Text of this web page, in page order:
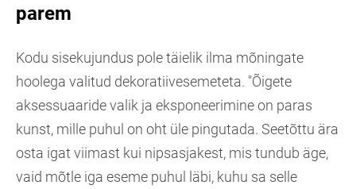
parem
Kodu sisekujundus pole täielik ilma mõningate
hoolega valitud dekoratiivesemeteta. "Õigete
aksessuaaride valik ja eksponeerimine on paras
kunst, mille puhul on oht üle pingutada. Seetõttu ära
osta igat viimast kui nipsasjakest, mis tundub äge,
vaid mõtle iga eseme puhul läbi, kuhu sa selle